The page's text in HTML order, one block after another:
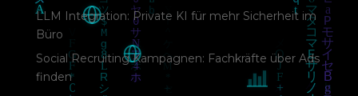
LLM Integration: Private KI für mehr Sicherheit im
Büro
Social Recruiting Kampagnen: Fachkräfte über Ads
finden